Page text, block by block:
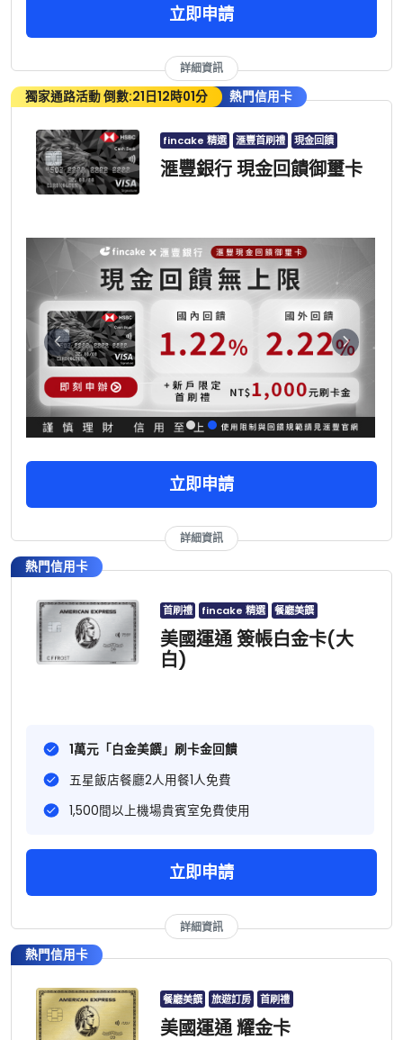
立即申請
詳細資訊
fincake 精選 滙豐首刷禮 現金回饋
滙豐銀行 現金回饋御璽卡
立即申請
詳細資訊
獨家通路活動 倒數:21日12時01分 熱門信用卡
首刷禮 fincake 精選 餐廳美饌
美國運通 簽帳白金卡(大
白)
1萬元「白金美饌」刷卡金回饋
五星飯店餐廳2人用餐1人免費
1,500間以上機場貴賓室免費使用
立即申請
詳細資訊
熱門信用卡
餐廳美饌 旅遊訂房 首刷禮
美國運通 耀金卡
熱門信用卡